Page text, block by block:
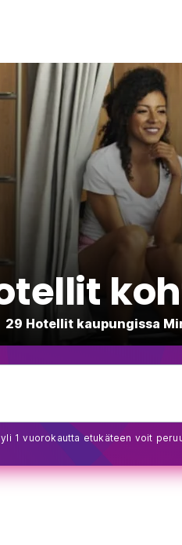
29 Hotellit kaupungissa
yli 1 vuorokautta etukäteen voit